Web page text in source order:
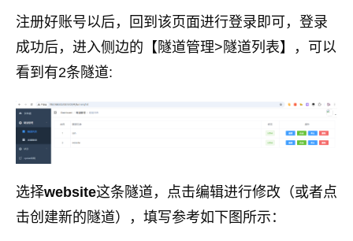
注册好账号以后，回到该页面进行登录即可，登录
成功后，进入侧边的【隧道管理>隧道列表】，可以
看到有2条隧道:
选择website这条隧道，点击编辑进行修改（或者点
击创建新的隧道），填写参考如下图所示：